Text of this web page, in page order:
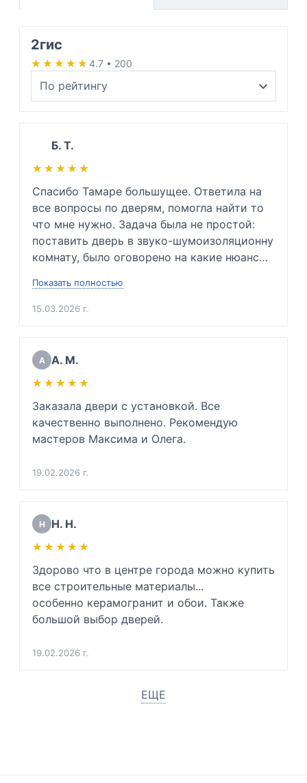
2гис
★★★★★
★★★★★ 4.7 • 200
Б. Т.
★★★★★
★★★★★
Спасибо Тамаре большущее. Ответила на
все вопросы по дверям, помогла найти то
что мне нужно. Задача была не простой:
поставить дверь в звуко-шумоизоляционну
комнату, было оговорено на какие нюансы
невозможно избежать. Так же подсказала
какую входную дверь нужно будет купить в
будущем, ибо мою дверь повело. Сразу
сказала приблизительную цену. Очень
вежлива и подкованный специалист своего
дела. Очень благодарен.
(Для инженеров: хорошо разбирается в
физике звуковой волны, напряжении
металлов и тех. процессе монтажа дверей
да и просто хороший человек)
Показать полностью
15.03.2026 г.
А А. М.
★★★★★
★★★★★
Заказала двери с установкой. Все
качественно выполнено. Рекомендую
мастеров Максима и Олега.
19.02.2026 г.
Н Н. Н.
★★★★★
★★★★★
Здорово что в центре города можно купить
все строительные материалы...
особенно керамогранит и обои. Также
большой выбор дверей.
19.02.2026 г.
ЕЩЕ